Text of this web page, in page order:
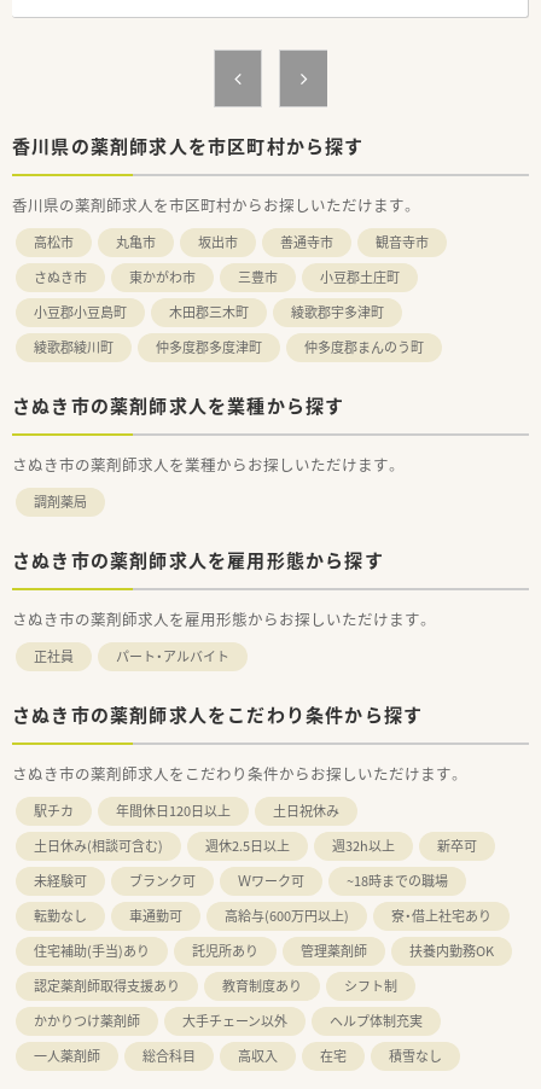
■近隣には、スーパーマルナカもございますので、
多くの施設の処方箋にも対応しています。
■薬剤師は常勤2名、パート1在籍しています。
＜研修制度＞
■新入社員導入研修、現場OJT、集合研修、他店舗研修、
各種勉強会や社内研究発表会、更にe-Learningシステムまで
導入しており、
入社後の薬剤師としてのスキルアップを支援致します。
■自主参加型の勉強会も開催しています！
「わかばクラブ」という若手社員による自主的な調剤勉強会も
「たけのこクラブ」という若手社員によるOTC、サプリメント
の勉強会もございます。
■株式会社トプコグループ（有限会社辻上薬局・有限会社アイン
ス）は、
運営を行っています。
■社員が活き活きと活躍できる職場づくりを目指し、
福利厚生などを充実させて環境を整えています。
す。
創業当初より医薬分業に積極的に努め、独自のノウハウを構築
した結果、
四国エリアでも非常にレベルの高い勤務薬剤師の方々を育成
されています。
■福利厚生として、永年勤続表彰として、
15年及び30年勤務者を対象として表彰しています。
生命保険の加入・退職金制度（3年以上）もあり充実していま
す。
■退職金積み立て費用は会社負担になります。
■お休みは日・祝＋平日4日/月の週休2日制となっております。
■互助会制度も有り、結婚祝い金や出産祝い金制度を運用されて
います。
■3年以上在籍されている薬剤師は全員認定薬剤師を取得してい
ます。
■ほぼ全ての店舗で地域支援体制加算を算定されています。
■現在、従業員の満足度を上げるため有給休暇取得推進や残業を
抑える等
香川県の薬剤師求人を市区町村から探す
香川県の薬剤師求人を市区町村からお探しいただけます。
高松市 丸亀市 坂出市 善通寺市
観音寺市
さぬき市
東かがわ市 三豊市
小豆郡土庄町
小豆郡小豆島町
木田郡三木町
綾歌郡宇多津町
綾歌郡綾川町
仲多度郡多度津町 仲多度郡まんのう町
さぬき市の薬剤師求人を業種から探す
さぬき市の薬剤師求人を業種からお探しいただけます。
調剤薬局
さぬき市の薬剤師求人を雇用形態から探す
さぬき市の薬剤師求人を雇用形態からお探しいただけます。
正社員 パート・アルバイト
さぬき市の薬剤師求人をこだわり条件から探す
さぬき市の薬剤師求人をこだわり条件からお探しいただけます。
駅チカ 年間休日120日以上
土日祝休み
土日休み(相談可含む)
週休2.5日以上 週32h以上
新卒可
未経験可
ブランク可 Ｗワーク可
~18時までの職場
転勤なし
車通勤可 高給与(600万円以上)
寮・借上社宅あり
住宅補助(手当)あり
託児所あり 管理薬剤師
扶養内勤務OK
認定薬剤師取得支援あり
教育制度あり
シフト制
かかりつけ薬剤師
大手チェーン以外
ヘルプ体制充実
一人薬剤師
総合科目 高収入 在宅 積雪なし